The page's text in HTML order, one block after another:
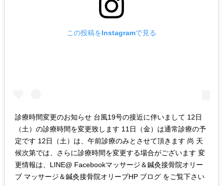
この投稿をInstagramで見る
診療時間変更のお知らせ 台風19号の接近に伴いまして 12日
（土）の診療時間を変更致します 11日（金）は通常診療の予
定です 12日（土）は、午前診療のみとさせて頂きます 尚 天
候次第では、さらに診療時間を変更する場合がございます 変
更情報は、LINE@ Facebookマッサージ＆鍼灸接骨院オリー
ブ マッサージ＆鍼灸接骨院オリーブHP ブログ をご覧下さい